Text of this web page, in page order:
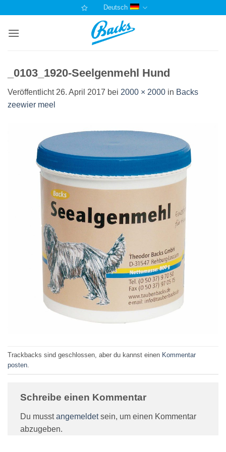
springen
Deutsch
_0103_1920-Seelgenmehl Hund
Veröffentlicht 26. April 2017 bei 2000 × 2000 in Backs
zeewier meel
Trackbacks sind geschlossen, aber du kannst einen Kommentar
posten
Schreibe einen Kommentar
Du musstangemeldetsein, um einen Kommentar
abzugeben.